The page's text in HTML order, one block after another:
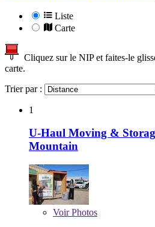
Liste
Carte
Cliquez sur le NIP et faites-le
carte.
Trier par :
1
U-Haul Moving &
Mountain
VoirPhotos